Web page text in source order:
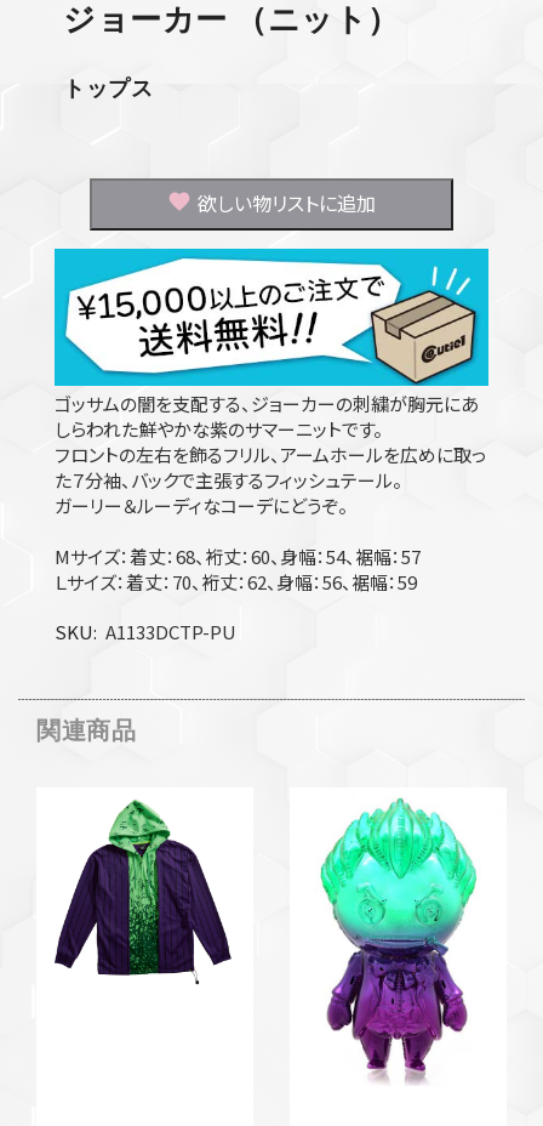
ジョーカー （ニット）
トップス
欲しい物リストに追加
ゴッサムの闇を支配する、ジョーカーの刺繍が胸元にあ
しらわれた鮮やかな紫のサマーニットです。
フロントの左右を飾るフリル、アームホールを広めに取っ
た７分袖、バックで主張するフィッシュテール。
ガーリー＆ルーディなコーデにどうぞ。
Mサイズ：着丈：68、裄丈：60、身幅：54、裾幅：57
Ｌサイズ：着丈：70、裄丈：62、身幅：56、裾幅：59
SKU A1133DCTP-PU
関連商品